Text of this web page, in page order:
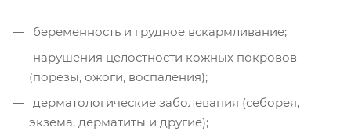
беременность и грудное вскармливание;
нарушения целостности кожных покровов
(порезы, ожоги, воспаления);
дерматологические заболевания (себорея,
экзема, дерматиты и другие);